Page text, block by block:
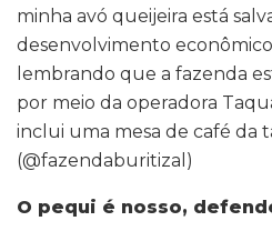
minha avó queijeira está
desenvolvimento econômico
lembrando que a fazenda
por meio da operadora
inclui uma mesa de café da
(@fazendaburitizal)
O pequi é nosso,